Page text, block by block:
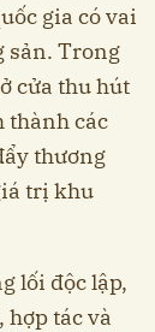
gia có vai
sản. Trong
cửa thu hút
thành các
thương
trị khu
lối độc lập,
tác và